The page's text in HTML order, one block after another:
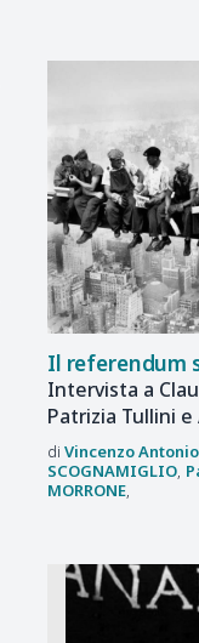
Il referendum
Intervista a
Patrizia Tullini
Vincenzo Antonio
SCOGNAMIGLIO
MORRONE